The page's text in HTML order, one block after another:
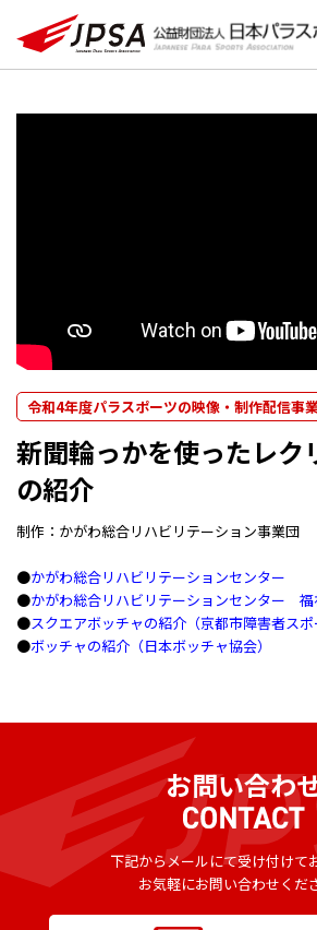
令和4年度パラスポーツの映像・制作配信事
新聞輪っかを使ったレク
の紹介
制作：かがわ総合リハビリテーション事業団
●かがわ総合リハビリテーションセンター
●かがわ総合リハビリテーションセンター 福
●スクエアボッチャの紹介（京都市障害者スポ
●ボッチャの紹介（日本ボッチャ協会）
お問い合わ
下記からメールにて受け付けて
お気軽にお問い合わせくだ